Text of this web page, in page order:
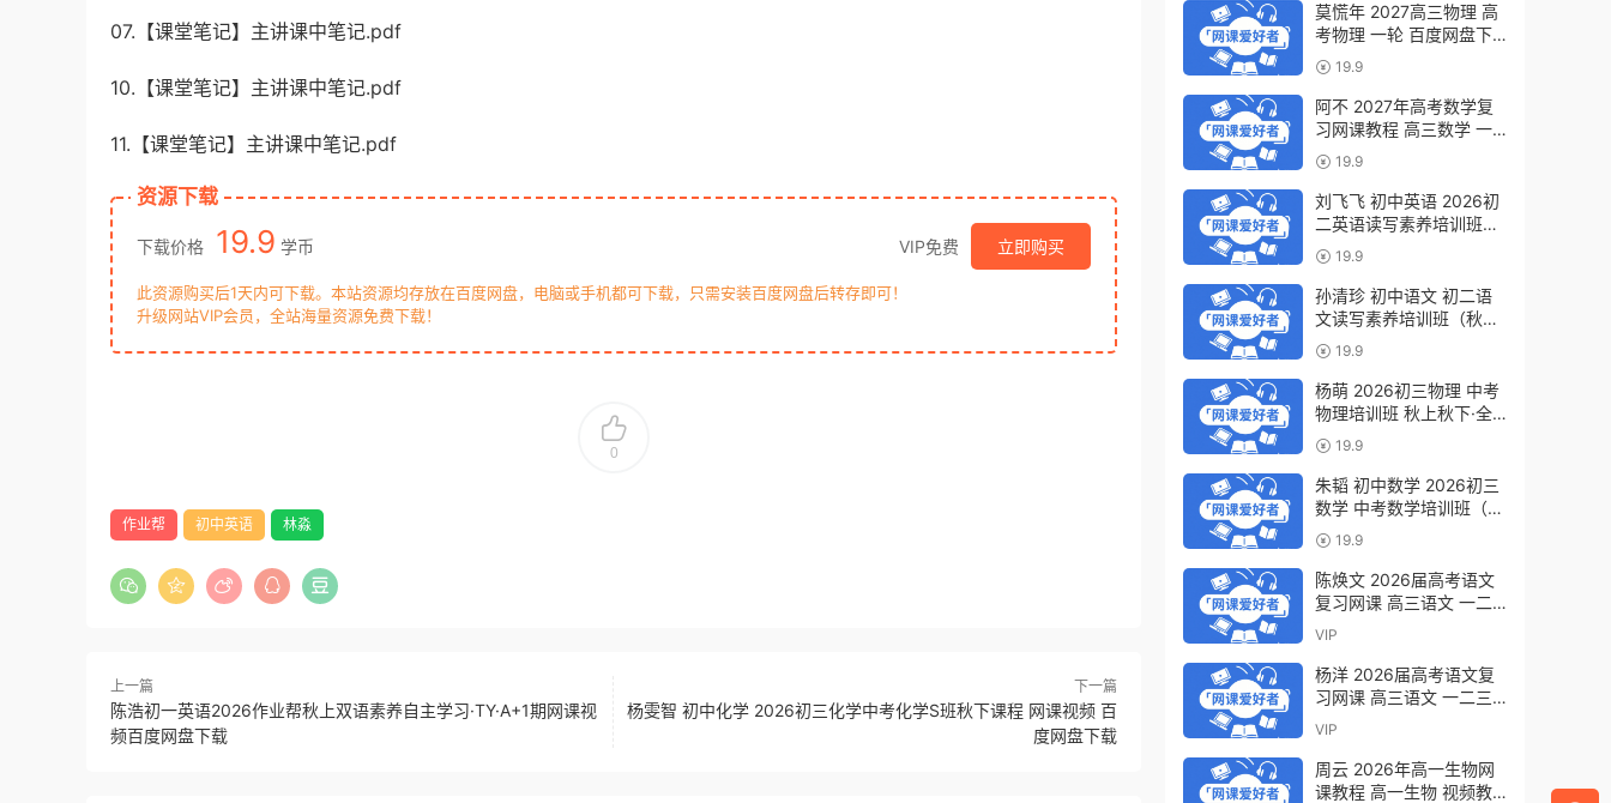
07.【课堂笔记】主讲课中笔记.pdf
10.【课堂笔记】主讲课中笔记.pdf
11.【课堂笔记】主讲课中笔记.pdf
资源下载
下载价格 19.9 学币 VIP免费 立即购买
此资源购买后1天内可下载。本站资源均存放在百度网盘，电脑或手机都可下载，只需安装百度网盘后转存即可！
升级网站VIP会员，全站海量资源免费下载！
0
作业帮 初中英语 林淼
上一篇
陈浩初一英语2026作业帮秋上双语素养自主学习·TY·A+1期网课视
频百度网盘下载
下一篇
杨雯智 初中化学 2026初三化学中考化学S班秋下课程 网课视频 百
度网盘下载
莫慌年 2027高三物理 高
考物理 一轮 百度网盘下
载 19.9
阿不 2027年高考数学复
习网课教程 高三数学 一
轮复习视频教程 百度网盘
下载
19.9
刘飞飞 初中英语 2026初
二英语读写素养培训班
（秋上秋下·全国版·S）百
度网盘下载
19.9
孙清珍 初中语文 初二语
文读写素养培训班（秋上
秋下·全国版·A+）百度网
盘下载
19.9
杨萌 2026初三物理 中考
物理培训班 秋上秋下·全
国版·S 百度网盘下载
19.9
朱韬 初中数学 2026初三
数学 中考数学培训班（秋
上秋下·全国版·S）百度网
盘下载
19.9
陈焕文 2026届高考语文
复习网课 高三语文 一二
三轮视频课程全年班 百度
VIP
杨洋 2026届高考语文复
习网课 高三语文 一二三
轮视频教程全年班 百度网
VIP
周云 2026年高一生物网
课教程 高一生物 视频教